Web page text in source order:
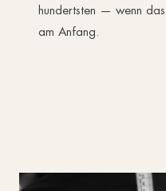
hundertsten — wenn
am Anfang.